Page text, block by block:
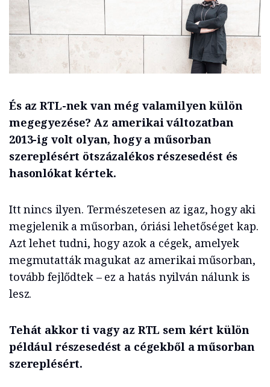
És az RTL-nek van még valamilyen külön
megegyezése? Az amerikai változatban
2013-ig volt olyan, hogy a műsorban
szereplésért ötszázalékos részesedést és
hasonlókat kértek.
Itt nincs ilyen. Természetesen az igaz, hogy aki
megjelenik a műsorban, óriási lehetőséget kap.
Azt lehet tudni, hogy azok a cégek, amelyek
megmutatták magukat az amerikai műsorban,
tovább fejlődtek – ez a hatás nyilván nálunk is
lesz.
Tehát akkor ti vagy az RTL sem kért külön
például részesedést a cégekből a műsorban
szereplésért.